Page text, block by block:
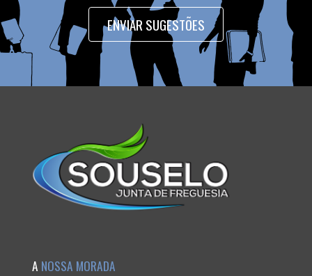
ENVIAR SUGESTÕES
A NOSSA MORADA